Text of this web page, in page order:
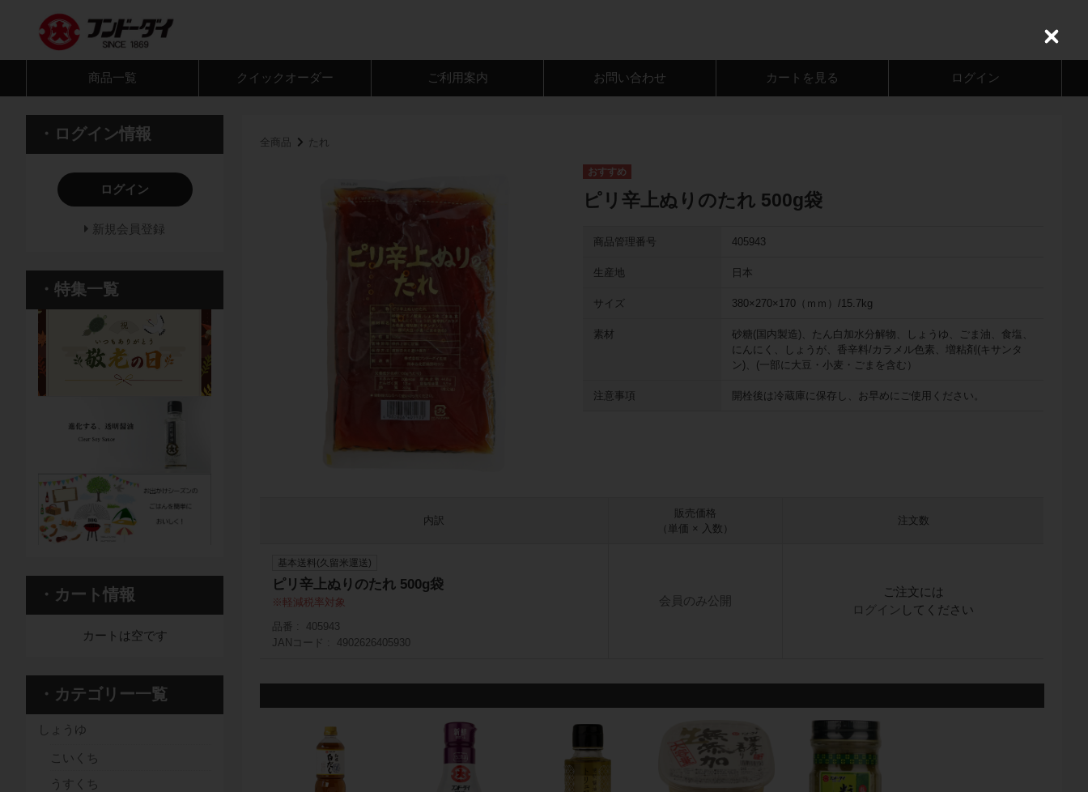
商品一覧 クイック オーダー ご利用案内 お問い合わせ カートを見る ログイン
全商品 たれ
ピリ辛上ぬりのたれ 500g袋
商品管理番号 405943
生産地 日本
サイズ 380×270×170（ｍｍ）/15.7kg
素材
砂糖(国内製造)、たん白加水分解物、しょうゆ、ごま油、食塩、
にんにく、しょうが、香辛料/カラメル色素、増粘剤(キサンタ
ン)、(一部に大豆・小麦・ごまを含む）
注意事項 開栓後は冷蔵庫に保存し、お早めにご使用ください。
内訳
販売価格
（単価 × 入数）
注文数
基本送料(久留米運送)
ピリ辛上ぬりのたれ 500g袋
軽減税率対象
品番
405943
JANコード
4902626405930
会員のみ公開
ご注文には
ログイン してください
・ログイン情報
ログイン
新規会員登録
・特集一覧
・カート情報
カートは空です
・カテゴリー一覧
しょうゆ
こいくち
うすくち
C
l
e